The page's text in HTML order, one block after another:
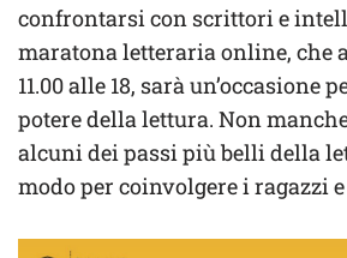
confrontarsi con scrittori e
maratona letteraria online, che
11.00 alle 18, sarà un’occasione
potere della lettura. Non
alcuni dei passi più belli della
modo per coinvolgere i ragazzi